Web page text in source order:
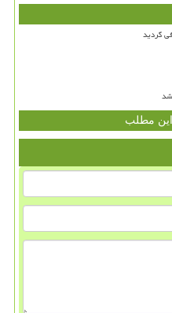
شد
این مطلب